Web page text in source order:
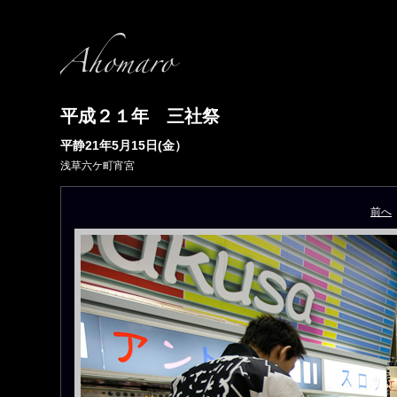
平成２１年 三社祭
平静21年5月15日(金）
浅草六ケ町宵宮
前へ